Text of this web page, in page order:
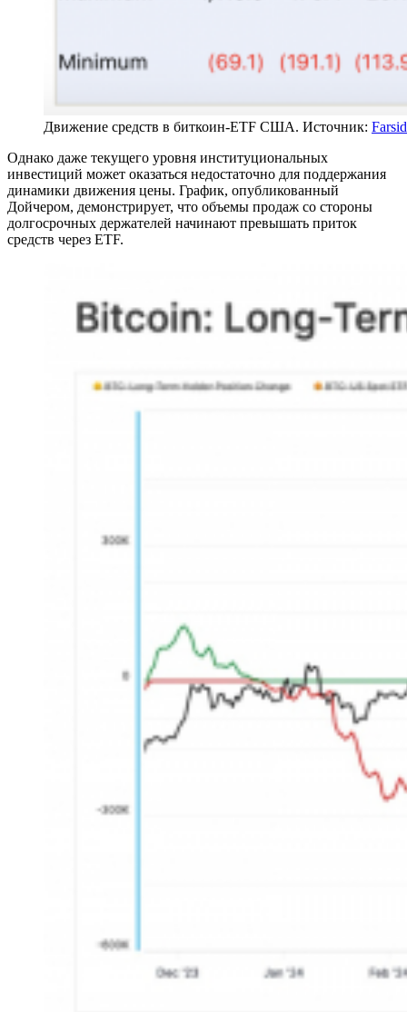
Движение средств в биткоин-ETF США. Источник:
Однако даже текущего уровня институциональных
инвестиций может оказаться недостаточно для поддержания
динамики движения цены. График, опубликованный
Дойчером, демонстрирует, что объемы продаж со стороны
долгосрочных держателей начинают превышать приток
средств через ETF.